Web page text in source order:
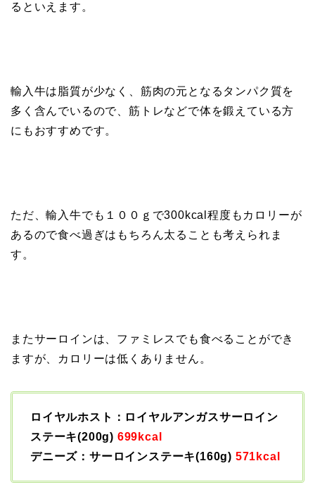
るといえます。
輸入牛は脂質が少なく、筋肉の元となるタンパク質を
多く含んでいるので、筋トレなどで体を鍛えている方
にもおすすめです。
ただ、輸入牛でも１００ｇで300kcal程度もカロリーが
あるので食べ過ぎはもちろん太ることも考えられま
す。
またサーロインは、ファミレスでも食べることができ
ますが、カロリーは低くありません。
ロイヤルホスト：ロイヤルアンガスサーロイン
ステーキ(200g) 699kcal
デニーズ：サーロインステーキ(160g) 571kcal